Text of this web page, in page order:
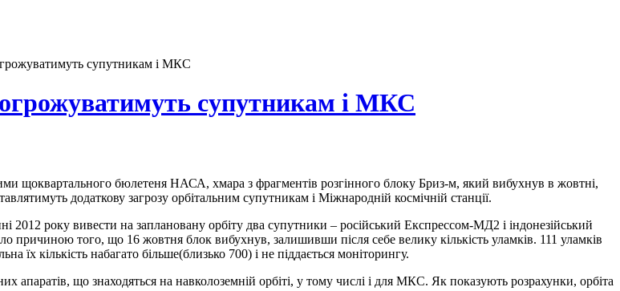
супутникам і МКС
супутникам і МКС
щоквартального бюлетеня НАСА, хмара з фрагментів розгінного блоку Бриз-м, який вибухнув в жовтні,
додаткову загрозу орбітальним супутникам і Міжнародній космічній станції.
2012 року вивести на заплановану орбіту два супутники – російський Експрессом-МД2 і індонезійський
причиною того, що 16 жовтня блок вибухнув, залишивши після себе велику кількість уламків. 111 уламків
кількість набагато більше(близько 700) і не піддається моніторингу.
апаратів, що знаходяться на навколоземній орбіті, у тому числі і для МКС. Як показують розрахунки, орбіта